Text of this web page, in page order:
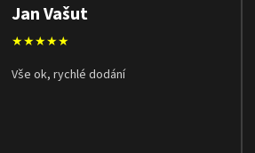
Jan Vašut
★★★★★
Vše ok, rychlé dodání